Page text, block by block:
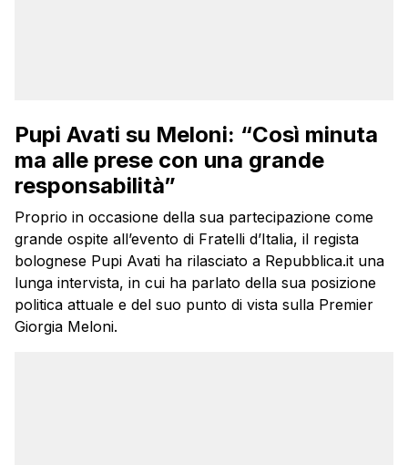
Pupi Avati su Meloni: “Così minuta
ma alle prese con una grande
responsabilità”
Proprio in occasione della sua partecipazione come
grande ospite all’evento di Fratelli d’Italia, il regista
bolognese Pupi Avati ha rilasciato a Repubblica.it una
lunga intervista, in cui ha parlato della sua posizione
politica attuale e del suo punto di vista sulla Premier
Giorgia Meloni.